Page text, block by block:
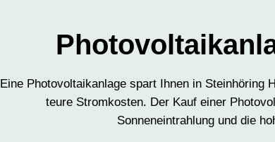
Eine Photovoltaikanlage spart Ihnen in Steinhöring
teure Stromkosten. Der Kauf einer
Sonneneintrahlung und die